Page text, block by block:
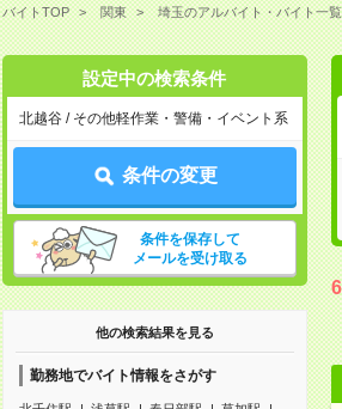
バイトTOP 関東 埼玉のアルバイト・バイト一覧
設定中の検索条件
北越谷 / その他軽作業・警備・イベント系
条件の変更
条件を保存して
メールを受け取る
他の検索結果を見る
勤務地でバイト情報をさがす
6